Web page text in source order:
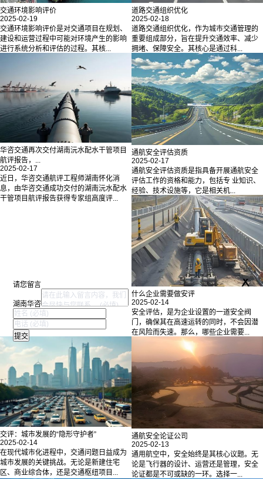
交通环境影响评价
2025-02-19
交通环境影响评价是对交通项目在规划、
建设和运营过程中可能对环境产生的影响
进行系统分析和评估的过程。其核...
道路交通组织优化
2025-02-18
道路交通组织优化，作为城市交通管理的
重要组成部分，旨在提升交通效率、减少
拥堵、保障安全。其核心是通过科...
华咨交通再次交付湖南沅水配水干管项目
航评报告，...
2025-02-17
近日，华咨交通航评工程师湖南怀化消
息，由华咨交通成功交付的湖南沅水配水
干管项目航评报告获得专家组高度评...
通航安全评估资质
2025-02-17
通航安全评估资质是指具备开展通航安全
评估工作的资格和能力，包括专 业知识、
经验、技术设施等，它是相关机...
什么企业需要做安评
2025-02-14
安全评估，是为企业设置的一道安全阀
门，确保其在高速运转的同时，不会因潜
在风险而失速。那么，哪些企业需要...
交评：城市发展的“隐形守护者”
2025-02-14
在现代城市化进程中，交通问题日益成为
城市发展的关键挑战。无论是新建住宅
区、商业综合体，还是交通枢纽项目...
通航安全论证公司
2025-02-13
通用航空中，安全始终是其核心议题。无
论是飞行器的设计、运营还是管理，安全
论证都是不可或缺的一环。选择一...
请您留言 x
湖南华咨